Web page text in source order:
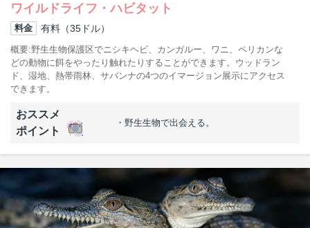
ワイルドライフ・ハビタット
料金 有料（35ドル）
概要 野生生物保護区でニシキヘビ、カンガルー、ワニ、ペリカンな
どの動物に餌をやったり触れたりすることができます。ウッドラン
ド、湿地、熱帯雨林、サバンナの4つのイマージョン展示にアクセス
できます。
おススメ
ポイント
野生生物で出会える。